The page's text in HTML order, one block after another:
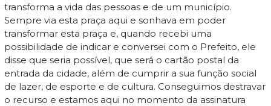
transforma a vida das pessoas e de um município.
Sempre via esta praça aqui e sonhava em poder
transformar esta praça e, quando recebi uma
possibilidade de indicar e conversei com o Prefeito, ele
disse que seria possível, que será o cartão postal da
entrada da cidade, além de cumprir a sua função social
de lazer, de esporte e de cultura. Conseguimos destravar
o recurso e estamos aqui no momento da assinatura